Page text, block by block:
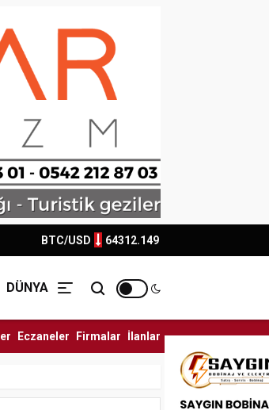
BTC/USD 64312.149
DÜNYA
Eczaneler Firmalar İlanlar